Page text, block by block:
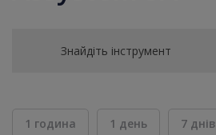
Знайдіть інструмент
1 година 1 день 7 днів